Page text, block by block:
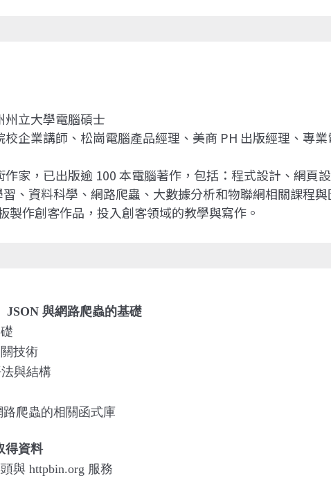
立大學電腦碩士
企業講師、松崗電腦產品經理、美商 PH 出版經理、專
作家，已出版逾 100 本電腦著作，包括：程式設計、網頁
、資料科學、網路爬蟲、大數據分析和物聯網相關課程
製作創客作品，投入創客領域的教學與寫作。
JSON 與網路爬蟲的基礎
技術
與結構
路爬蟲的相關函式庫
得資料
與 httpbin.org 服務